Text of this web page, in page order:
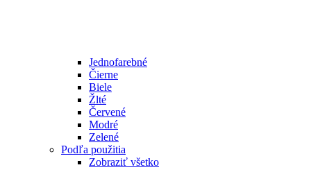
Jednofarebné
Čierne
Biele
Žlté
Červené
Modré
Zelené
Podľa použitia
Zobraziť všetko